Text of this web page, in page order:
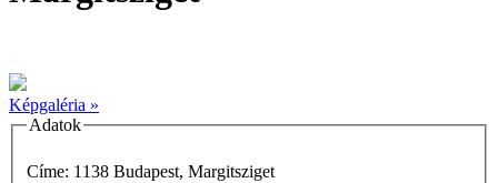
Képgaléria »
Adatok
Címe: 1138 Budapest, Margitsziget